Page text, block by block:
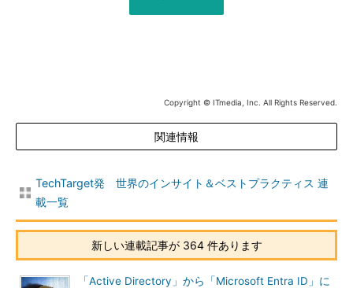
Copyright © ITmedia, Inc. All Rights Reserved.
関連情報
TechTarget発 世界のインサイト＆ベストプラクティス 連
載一覧
新しい連載記事が 364 件あります
「Active Directory」から「Microsoft Entra ID」に